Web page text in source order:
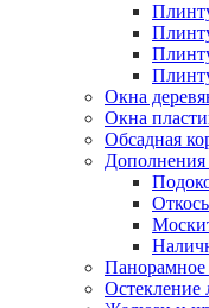
Окна
Окна
Обсадная
Панорамное
Остекление